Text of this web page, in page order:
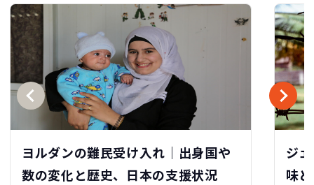
ヨルダンの難民受け入れ｜出身国や
数の変化と歴史、日本の支援状況
ジ
味